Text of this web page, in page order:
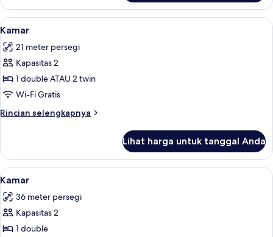
Kamar
Lihat
semua
foto
untuk
Kamar
Kamar | Minibar, brankas, meja
6
Kamar
21 meter persegi
Kapasitas 2
1 double ATAU 2 twin
Wi-Fi Gratis
Rincian selengkapnya
Rincian
Kamar
Lihat harga untuk tanggal Anda
Lihat
semua
foto
untuk
Kamar
Kamar | Minibar, brankas, meja
4
Kamar
36 meter persegi
Kapasitas 2
1 double